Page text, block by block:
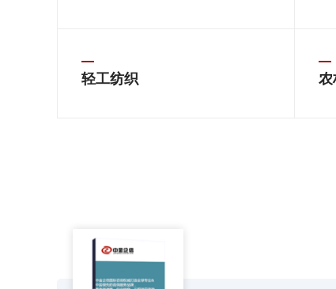
轻工纺织 农